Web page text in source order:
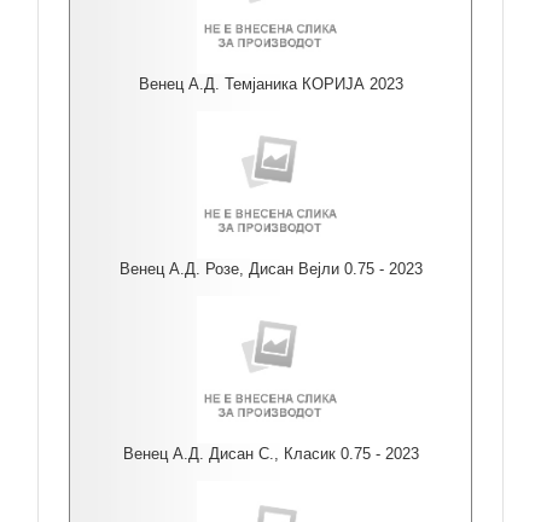
Венец А.Д. Темјаника КОРИЈА 2023
Венец А.Д. Розе, Дисан Вејли 0.75 - 2023
Венец А.Д. Дисан С., Класик 0.75 - 2023